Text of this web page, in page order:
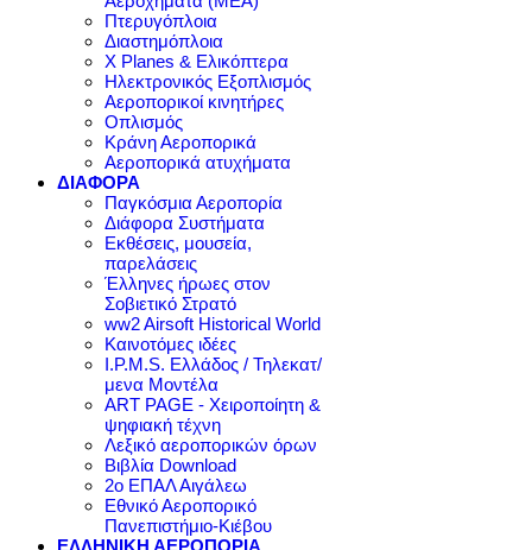
Πτερυγόπλοια
Διαστημόπλοια
X Planes & Ελικόπτερα
Ηλεκτρονικός Εξοπλισμός
Αεροπορικοί κινητήρες
Οπλισμός
Κράνη Αεροπορικά
Αεροπορικά ατυχήματα
ΔΙΑΦΟΡΑ
Παγκόσμια Αεροπορία
Διάφορα Συστήματα
Εκθέσεις, μουσεία,
παρελάσεις
Έλληνες ήρωες στον
Σοβιετικό Στρατό
ww2 Airsoft Historical World
Καινοτόμες ιδέες
I.P.M.S. Ελλάδος / Τηλεκατ/
μενα Μοντέλα
ART PAGE - Χειροποίητη &
ψηφιακή τέχνη
Λεξικό αεροπορικών όρων
Βιβλία Download
2ο ΕΠΑΛ Αιγάλεω
Εθνικό Αεροπορικό
Πανεπιστήμιο-Κιέβου
ΕΛΛΗΝΙΚΗ ΑΕΡΟΠΟΡΙΑ